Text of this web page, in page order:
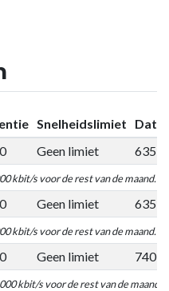
Snelheidslimiet
Geen limiet 635
kbit/s voor de rest van de maand.
Geen limiet 635
kbit/s voor de rest van de maand.
Geen limiet 740
kbit/s voor de rest van de maand.